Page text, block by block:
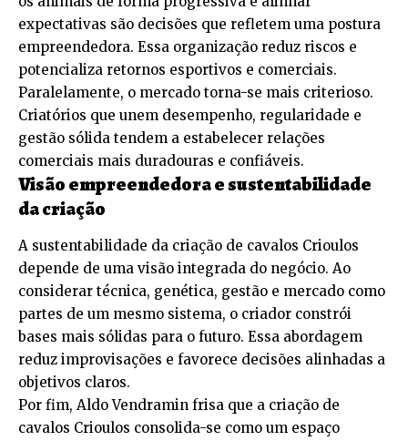
expectativas são decisões que refletem uma postura
empreendedora. Essa organização reduz riscos e
potencializa retornos esportivos e comerciais.
Paralelamente, o mercado torna-se mais criterioso.
Criatórios que unem desempenho, regularidade e
gestão sólida tendem a estabelecer relações
comerciais mais duradouras e confiáveis.
Visão empreendedora e sustentabilidade
da criação
A sustentabilidade da criação de cavalos Crioulos
depende de uma visão integrada do negócio. Ao
considerar técnica, genética, gestão e mercado como
partes de um mesmo sistema, o criador constrói
bases mais sólidas para o futuro. Essa abordagem
reduz improvisações e favorece decisões alinhadas a
objetivos claros.
Por fim, Aldo Vendramin frisa que a criação de
cavalos Crioulos consolida-se como um espaço